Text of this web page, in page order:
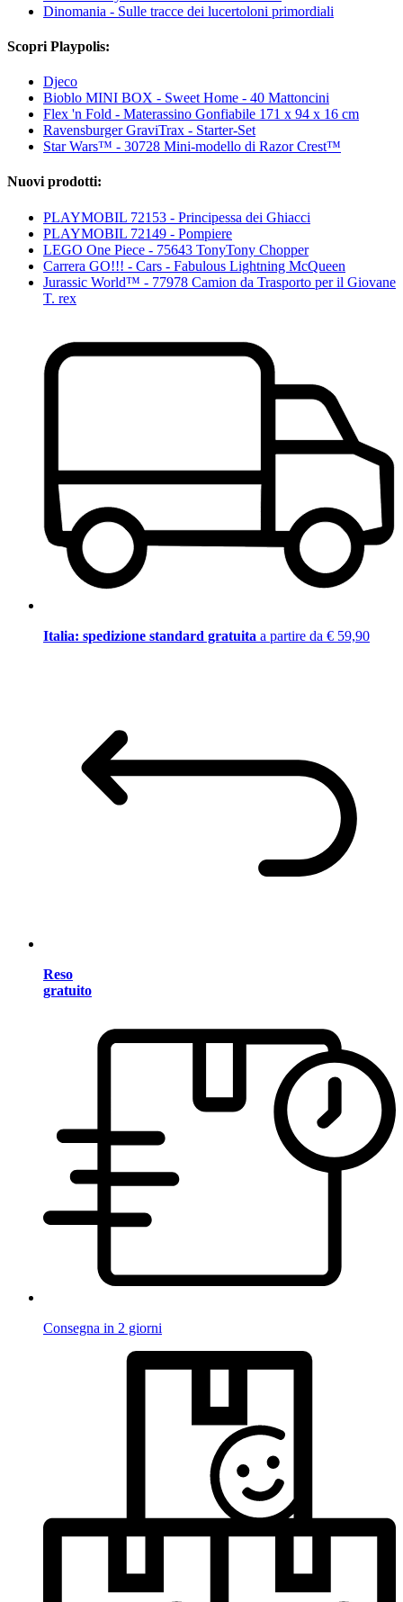
Dinomania - Sulle tracce dei lucertoloni primordiali
Scopri Playpolis:
Djeco
Bioblo MINI BOX - Sweet Home - 40 Mattoncini
Flex 'n Fold - Materassino Gonfiabile 171 x 94 x 16 cm
Ravensburger GraviTrax - Starter-Set
Star Wars™ - 30728 Mini-modello di Razor Crest™
Nuovi prodotti:
PLAYMOBIL 72153 - Principessa dei Ghiacci
PLAYMOBIL 72149 - Pompiere
LEGO One Piece - 75643 TonyTony Chopper
Carrera GO!!! - Cars - Fabulous Lightning McQueen
Jurassic World™ - 77978 Camion da Trasporto per il Giovane
T. rex
Italia: spedizione standard gratuita a partire da € 59,90
Reso
gratuito
Consegna in 2 giorni